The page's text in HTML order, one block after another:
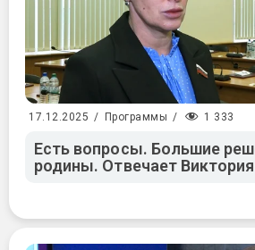
17.12.2025 / Программы / 1 333
Есть вопросы. Большие
родины. Отвечает